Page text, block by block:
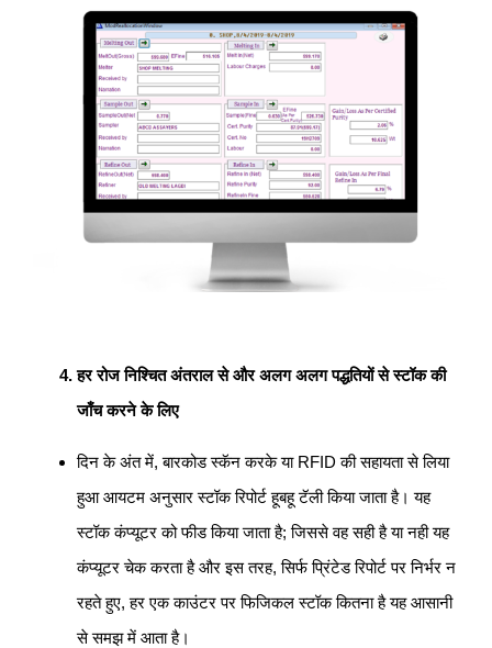
हर रोज निश्चित अंतराल से और अलग अलग पद्धतियों से स्टॉक की
जाँच करने के लिए
दिन के अंत में, बारकोड स्कॅन करके या RFID की सहायता से लिया
हुआ आयटम अनुसार स्टॉक रिपोर्ट हूबहू टॅली किया जाता है। यह
स्टॉक कंप्यूटर को फीड किया जाता है; जिससे वह सही है या नही यह
कंप्यूटर चेक करता है और इस तरह, सिर्फ प्रिंटेड रिपोर्ट पर निर्भर न
रहते हुए, हर एक काउंटर पर फिजिकल स्टॉक कितना है यह आसानी
से समझ में आता है।